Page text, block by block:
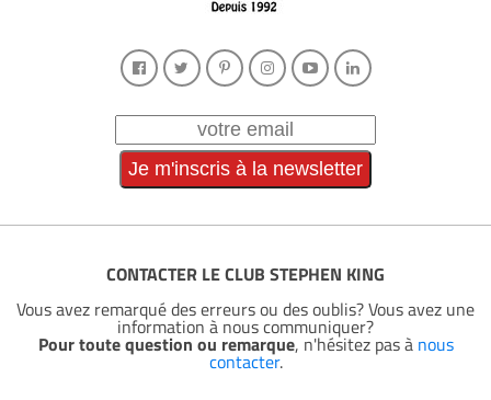
CONTACTER LE CLUB STEPHEN KING
Vous avez remarqué des erreurs ou des oublis? Vous avez une
information à nous communiquer?
Pour toute question ou remarque, n'hésitez pas à nous
contacter.